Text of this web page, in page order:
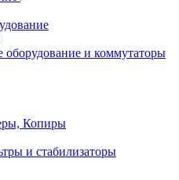
оборудование и коммутаторы
Копиры
и стабилизаторы